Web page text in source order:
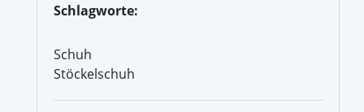
Schlagworte:
Schuh
Stöckelschuh